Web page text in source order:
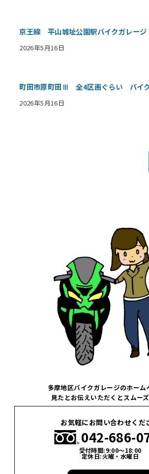
京王線 平山城址公園駅バイクガレ
2026年5月16日
町田市原町田Ⅲ 全4区画ぐらい バイ
2026年5月16日
多摩地区バイクガレージのホーム
見たとお伝えいただくとスムー
お気軽にお問い合わせくだ
042-686-
受付時間:9:00〜18:00
定休日:火曜・水曜日